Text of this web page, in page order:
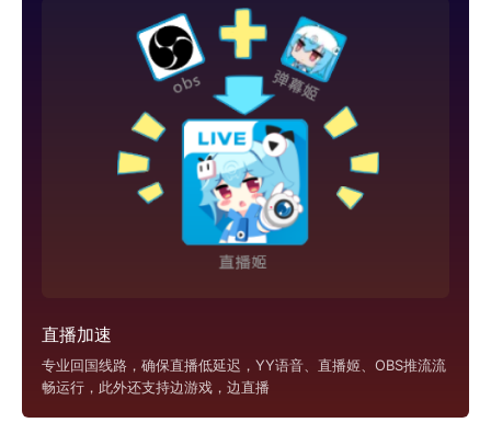
直播加速
专业回国线路，确保直播低延迟，YY语音、直播姬、OBS推流流
畅运行，此外还支持边游戏，边直播